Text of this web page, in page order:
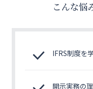
こんな悩
IFRS制度を
開示実務の